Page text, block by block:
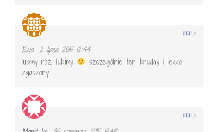
Ewa 2 lipca 2015 12:44
lubmy róż, lubimy
szczególnie ten brudny i lekko
zgaszony
REPLY
REPLY